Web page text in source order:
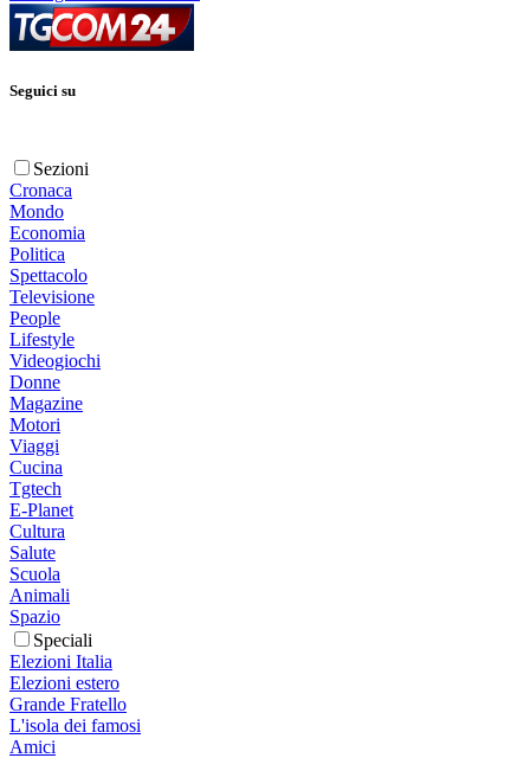
Seguici su
Sezioni
Cronaca
Mondo
Economia
Politica
Spettacolo
Televisione
People
Lifestyle
Videogiochi
Donne
Magazine
Motori
Viaggi
Cucina
Tgtech
E-Planet
Cultura
Salute
Scuola
Animali
Spazio
Speciali
Elezioni Italia
Elezioni estero
Grande Fratello
L'isola dei famosi
Amici